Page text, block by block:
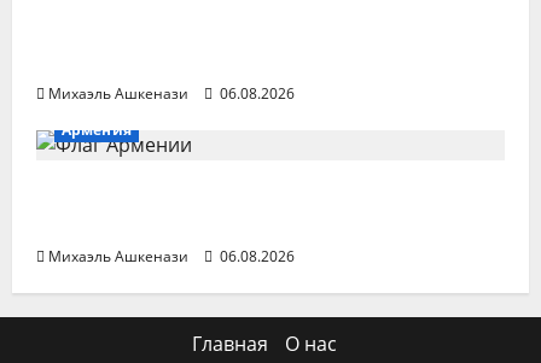
Михаэль Ашкенази
06.08.2026
Армения
Михаэль Ашкенази 06.08.2026
Главная О нас